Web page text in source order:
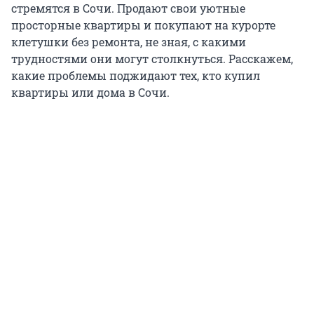
стремятся в Сочи. Продают свои уютные
просторные квартиры и покупают на курорте
клетушки без ремонта, не зная, с какими
трудностями они могут столкнуться. Расскажем,
какие проблемы поджидают тех, кто купил
квартиры или дома в Сочи.